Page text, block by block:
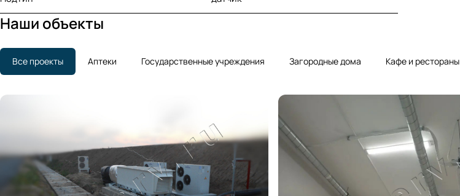
Наши объекты
Все проекты Аптеки Государственные учреждения Загородные дома Кафе и рестораны